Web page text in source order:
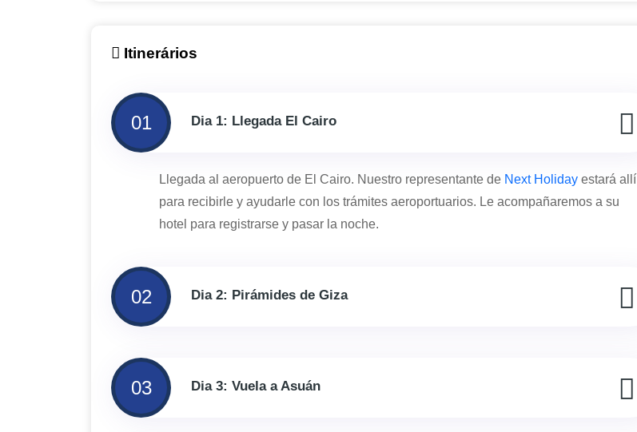
Itinerários
01 Dia 1: Llegada El Cairo
Llegada al aeropuerto de El Cairo. Nuestro representante de Next Holiday estará allí
para recibirle y ayudarle con los trámites aeroportuarios. Le acompañaremos a su
hotel para registrarse y pasar la noche.
02 Dia 2: Pirámides de Giza
03 Dia 3: Vuela a Asuán